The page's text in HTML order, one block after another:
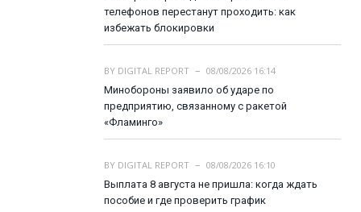
телефонов перестанут проходить: как
избежать блокировки
BY DIGITAL REPORT
08/08/2026 16:14
Минобороны заявило об ударе по
предприятию, связанному с ракетой
«Фламинго»
BY DIGITAL REPORT
08/08/2026 16:10
Выплата 8 августа не пришла: когда ждать
пособие и где проверить график